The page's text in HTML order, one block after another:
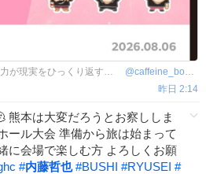
H.IPPO@お前の想像力が現実をひっくり返すんだ @caffeine_bomb
昨日 2:14
熊本は大変だろうとお察ししま
ール大会 準備から旅は始まって
に会場で楽しむ方 よろしくお願
#内藤哲也 #BUSHI #RYUSEI #